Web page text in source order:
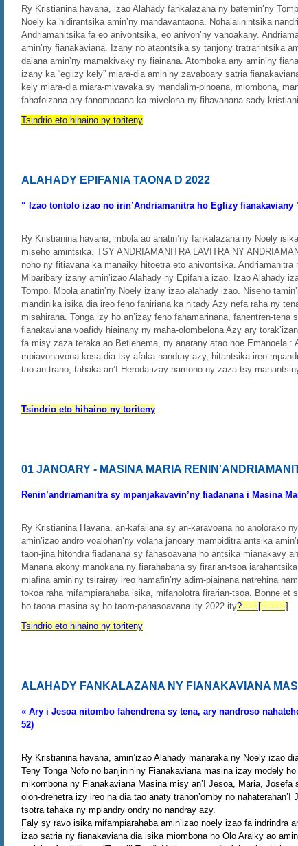
Ry Kristianina havana, izao Alahady fankalazana ny batemin’ny
Noely ka hidirantsika amin’ny mandavantaona. Nohalalinintsika
Andriamanitsika fa eo anivontsika, eo anivon’ny vahoakany.
amin’ny fianakaviana. Izany no ataontsika sy tanjony tratrarintsika
dalana amin’ny mamakivaky ny fiainana. Atomboka any amin’ny
izany ka “eglizy kely” miara-dia amin’ny zavaboary satria
kely miara-dia miara-mivavaka sy mandalim-pinoana, miombona,
fahafoizana ary fanompoana ka mivelona ny fihavanana sady
Tsindrio eto hihaino ny toriteny
ALAHADY EPIFANIA TAONA D 2022
“ Izao tontolo izao no irin’Andriamanitra ho Eglizy fianakaviany
Ry Kristianina havana, mbola ao anatin’ny fankalazana ny Noely
miseho amintsika. TSY ANDRIAMANITRA LAVITRA NY
noho ny fitiavana ka manaiky hitoetra eto anivontsika.
Mibaribary izany amin’izao Alahady ny Epifania izao. Izao Alahady
Tompo. Mbola anatin’ny Noely izany izao alahady izao. Niseho
mandinika isika dia ireo feno faniriana ka nitady Azy nefa raha ny
misahirana. Tonga izy ho an’izay feno fahamarinana, fanentren-
fianakaviana voafidy hiainany ny maha-olombelona Azy ary
fa misy zaza teraka ao Betlehema, ny anarany atao hoe Emanoela :
mpiavonavona kosa dia tsy afaka nandray azy, hitantsika ireo
tao an-trano, tahaka an’I Heroda izay namono ny zaza tsy
Tsindrio eto hihaino ny toriteny
01 JANOARY - MASINA MARIA
Renin’andriamanitra sy mpanjakavavin’ny fiadanana i Masina
Ry Kristianina Havana, an-kafaliana sy an-karavoana no anolorako
amin’izao andro voalohan’ny volana janoary mampiditra antsika
taon-jina hitondra fiadanana sy fahasoavana ho antsika mianakavy
Manana akony manokana ny fiarahabana sy firarian-tsoa
miafina amin’ny tsirairay ireo hamafin’ny adim-piainana natrehina
tokoa raha mifampiarahaba isika, mifanolotra firarian-tsoa. Bonne et
ho taona masina sy ho taom-pahasoavana ity 2022 ity?......[.........]
Tsindrio eto hihaino ny toriteny
ALAHADY FANKALAZANA NY FIANAKAVIANA
« Ary i Jesoa nitombo fahendrena sy tena, ary nandroso
52)
Ry Kristianina havana, amin’izao Alahady manaraka ny Noely izao
Teny Tonga Nofo no banjinin’ny Fianakaviana masina izay modely
mikombona ny Fianakaviana Masina misy an’I Jesoa, Maria,
olon-drehetra izy ireo na dia tao anaty tranon’omby no
tsotra tahaka ny mpiandry ondry no nandray azy.
Faly sy ravo isika mifampiarahaba amin’izao noely izao fa indrindra
izao satria ny fianakaviana dia isika miombona ho Olo Araiky ao